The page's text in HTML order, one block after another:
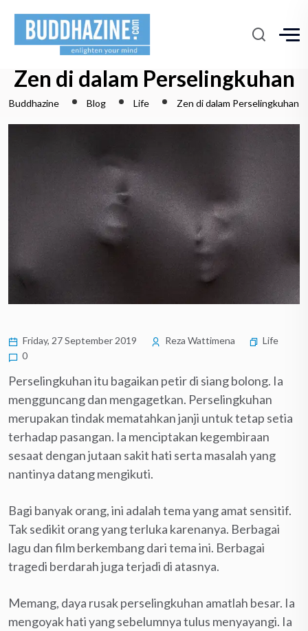
Zen di dalam Perselingkuhan
Buddhazine Blog Life Zen di dalam Perselingkuhan
Friday, 27 September 2019 Reza Wattimena
Life
0
Perselingkuhan itu bagaikan petir di siang bolong. Ia
mengguncang dan mengagetkan. Perselingkuhan
merupakan tindak mematahkan janji untuk tetap setia
terhadap pasangan. Ia menciptakan kegembiraan
sesaat dengan jutaan sakit hati serta masalah yang
nantinya datang mengikuti.
Bagi banyak orang, ini adalah tema yang amat sensitif.
Tak sedikit orang yang terluka karenanya. Berbagai
lagu dan film berkembang dari tema ini. Berbagai
tragedi berdarah juga terjadi di atasnya.
Memang, daya rusak perselingkuhan amatlah besar. Ia
mengoyak hati yang sebelumnya tulus menyayangi. Ia